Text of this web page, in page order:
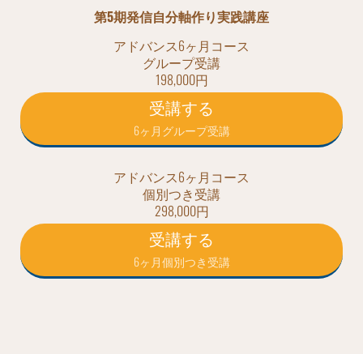
第5期発信自分軸作り実践講座
アドバンス6ヶ月コース
グループ受講
198,000円
受講する
6ヶ月グループ受講
アドバンス6ヶ月コース
個別つき受講
298,000円
受講する
6ヶ月個別つき受講